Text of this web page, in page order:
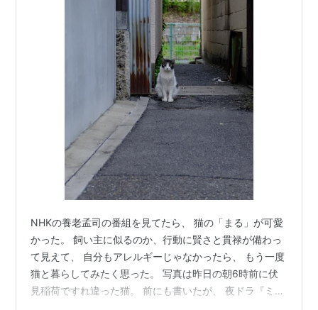
NHKの養老孟司の番組を見てたら、 猫の「まる」が可愛
かった。 飼い主に似るのか、行動に賢さと貫禄が備わっ
て見えて、 自分もアレルギーじゃなかったら、 もう一度
猫と暮らしてみたく思った。 写真は昨日の朝6時前に伏
見稲荷ですれ違った猫。 前にも書いたが、 夜ドラ『ミッ